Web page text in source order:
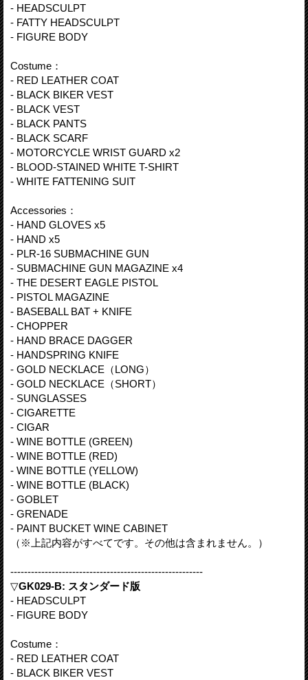
- HEADSCULPT
- FATTY HEADSCULPT
- FIGURE BODY
Costume：
- RED LEATHER COAT
- BLACK BIKER VEST
- BLACK VEST
- BLACK PANTS
- BLACK SCARF
- MOTORCYCLE WRIST GUARD x2
- BLOOD-STAINED WHITE T-SHIRT
- WHITE FATTENING SUIT
Accessories：
- HAND GLOVES x5
- HAND x5
- PLR-16 SUBMACHINE GUN
- SUBMACHINE GUN MAGAZINE x4
- THE DESERT EAGLE PISTOL
- PISTOL MAGAZINE
- BASEBALL BAT + KNIFE
- CHOPPER
- HAND BRACE DAGGER
- HANDSPRING KNIFE
- GOLD NECKLACE（LONG）
- GOLD NECKLACE（SHORT）
- SUNGLASSES
- CIGARETTE
- CIGAR
- WINE BOTTLE (GREEN)
- WINE BOTTLE (RED)
- WINE BOTTLE (YELLOW)
- WINE BOTTLE (BLACK)
- GOBLET
- GRENADE
- PAINT BUCKET WINE CABINET
（※上記内容がすべてです。その他は含まれません。）
--------------------------------------------------------
▽GK029-B: スタンダード版
- HEADSCULPT
- FIGURE BODY
Costume：
- RED LEATHER COAT
- BLACK BIKER VEST